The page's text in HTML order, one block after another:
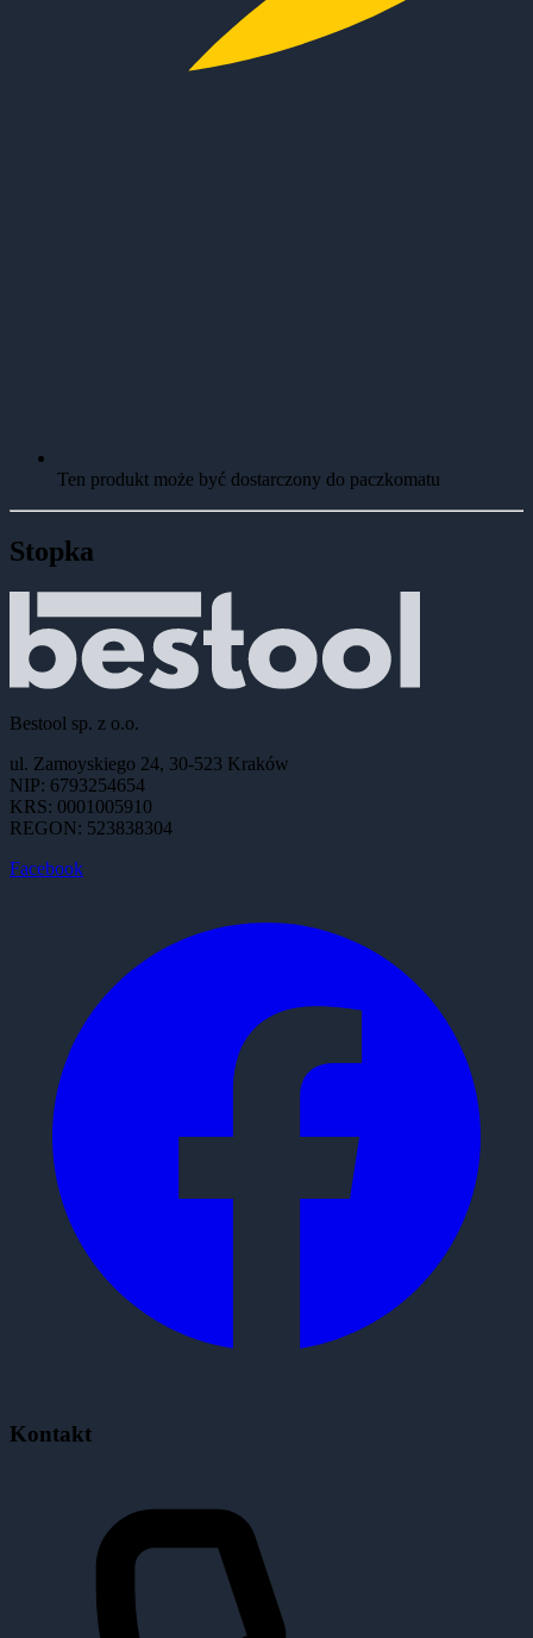
Ten produkt może być dostarczony do paczkomatu
Stopka
Bestool sp. z o.o.
ul. Zamoyskiego 24, 30-523 Kraków
NIP: 6793254654
KRS: 0001005910
REGON: 523838304
Facebook
Kontakt